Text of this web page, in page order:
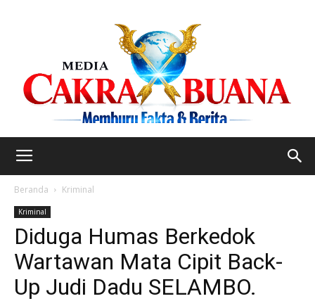
Beranda Kriminal
Kriminal
Diduga Humas Berkedok
Wartawan Mata Cipit Back-
Up Judi Dadu SELAMBO.